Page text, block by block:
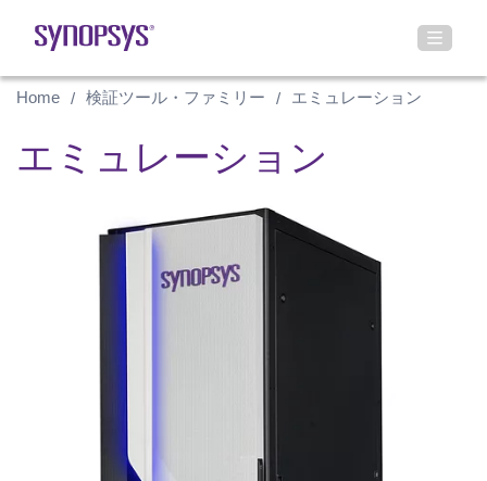
Home 検証ツール・ファミリー エミュレーション
エミュレーション